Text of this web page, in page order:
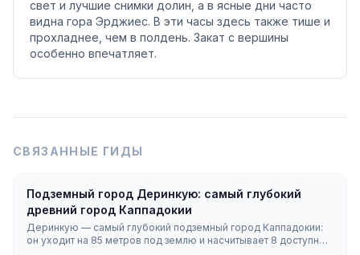
свет и лучшие снимки долин, а в ясные дни часто
видна гора Эрджиес. В эти часы здесь также тише и
прохладнее, чем в полдень. Закат с вершины
особенно впечатляет.
СВЯЗАННЫЕ ГИДЫ
Подземный город Деринкую: самый глубокий
древний город Каппадокии
Деринкую — самый глубокий подземный город Каппадокии:
он уходит на 85 метров под землю и насчитывает 8 доступных